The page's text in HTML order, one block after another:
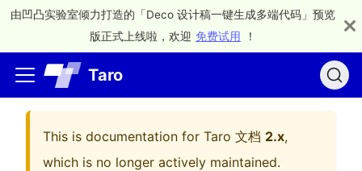
由凹凸实验室倾力打造的「Deco 设计稿一键生成多端代码」预览
版正式上线啦，欢迎 免费试用 ！
Taro
This is documentation for Taro 文档 2.x,
which is no longer actively maintained.